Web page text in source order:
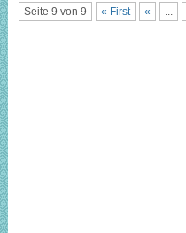
Seite 9 von 9 « First « ...